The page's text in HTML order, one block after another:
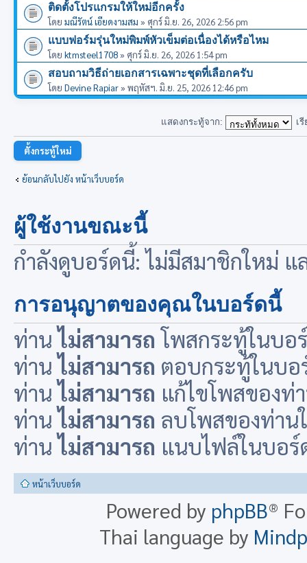
ติดตั้งโปรแกรมให้ใหม่อีกครั้ง
โดย มณีรัตน์ เอียดงามสม » ศุกร์ มิ.ย. 26, 2026 2:56 pm
แบบฟอร์มรุ่นใหม่พิมพ์หัวเข็มต่อเนื่องได้หรือไหม
โดย ktmsteel1708» ศุกร์ มิ.ย. 26, 2026 1:54 pm
สอบถามวิธีถ่ายเอกสารเฉพาะชุดที่เลือกครับ
โดย Devine Rapiar» พฤหัสฯ. มิ.ย. 25, 2026 12:46 pm
แสดงกระทู้จาก: เ
ตั้งกระทู้ใหม่
ย้อนกลับไปยัง หน้าเว็บบอร์ด
ผู้ใช้งานขณะนี้
กำลังดูบอร์ดนี้: ไม่มีสมาชิกใหม่
การอนุญาตของคุณในบอร์ดนี้
ท่านไม่สามารถ โพสกระทู้ในบอ
ท่านไม่สามารถ ตอบกระทู้ในบอ
ท่านไม่สามารถ แก้ไขโพสของท่
ท่านไม่สามารถ ลบโพสของท่าน
ท่านไม่สามารถ แนบไฟล์ในบอร์
หน้าเว็บบอร์ด
Powered by phpBB®
Thai language by